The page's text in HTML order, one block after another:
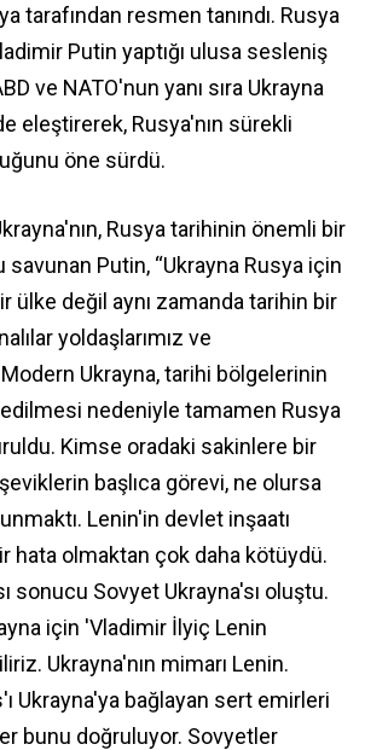
tarafından resmen tanındı. Rusya
Putin yaptığı ulusa sesleniş
ve NATO'nun yanı sıra Ukrayna
eleştirerek, Rusya'nın sürekli
öne sürdü.
Rusya tarihinin önemli bir
savunan Putin, “Ukrayna Rusya için
ülke değil aynı zamanda tarihin bir
yoldaşlarımız ve
Modern Ukrayna, tarihi bölgelerinin
nedeniyle tamamen Rusya
Kimse oradaki sakinlere bir
başlıca görevi, ne olursa
Lenin'in devlet inşaatı
hata olmaktan çok daha kötüydü.
sonucu Sovyet Ukrayna'sı oluştu.
için 'Vladimir İlyiç Lenin
Ukrayna'nın mimarı Lenin.
Ukrayna'ya bağlayan sert emirleri
bunu doğruluyor. Sovyetler